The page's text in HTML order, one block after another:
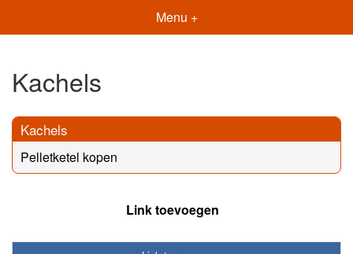
Menu +
Kachels
Kachels
Pelletketel kopen
Link toevoegen